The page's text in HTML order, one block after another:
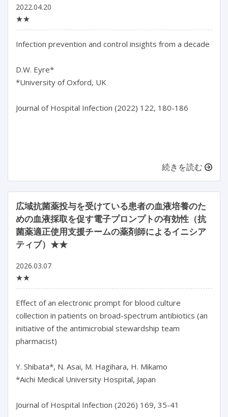
2022.04.20
★★
Infection prevention and control insights from a decade of
D.W. Eyre*
*University of Oxford, UK
Journal of Hospital Infection (2022) 122, 180-186
続きを読む
広域抗菌薬投与を受けている患者の血液培養のた
めの血液採取を促す電子プロンプトの有効性（抗
菌薬適正使用支援チームの薬剤師によるイニシア
ティブ）★★
2026.03.07
★★
Effect of an electronic prompt for blood culture
collection in patients on broad-spectrum antibiotics (an
initiative of the antimicrobial stewardship team
pharmacist)
Y. Shibata*, N. Asai, M. Hagihara, H. Mikamo
*Aichi Medical University Hospital, Japan
Journal of Hospital Infection (2026) 169, 35-41